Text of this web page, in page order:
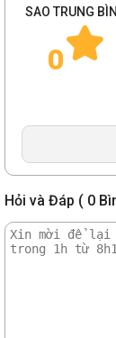
SAO TRUNG
0
Hỏi và Đáp ( 0